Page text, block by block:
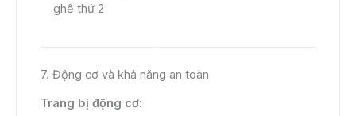
ghế thứ 2
7. Động cơ và khả năng an toàn
Trang bị động cơ: